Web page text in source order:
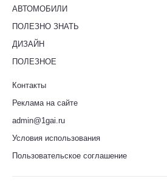
АВТОМОБИЛИ
ПОЛЕЗНО ЗНАТЬ
ДИЗАЙН
ПОЛЕЗНОЕ
Контакты
Реклама на сайте
admin@1gai.ru
Условия использования
Пользовательское соглашение